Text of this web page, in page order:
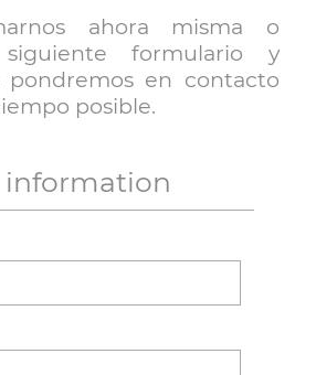
ahora misma o
formulario y
pondremos en contacto
posible.
information